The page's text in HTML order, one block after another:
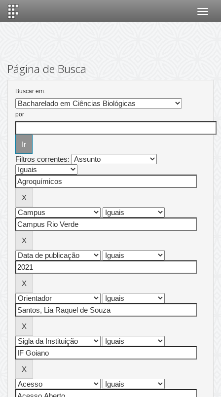
Página de Busca
Buscar em:
por
Filtros correntes: